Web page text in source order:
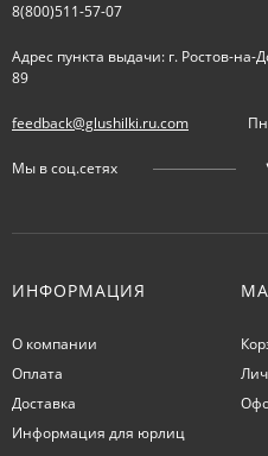
8(800)511-57-07
Адрес пункта выдачи: г. Ростов-на-
89
feedback@glushilki.ru.com
Мы в соц.сетях
ИНФОРМАЦИЯ
О компании
Оплата
Доставка
Информация для юрлиц